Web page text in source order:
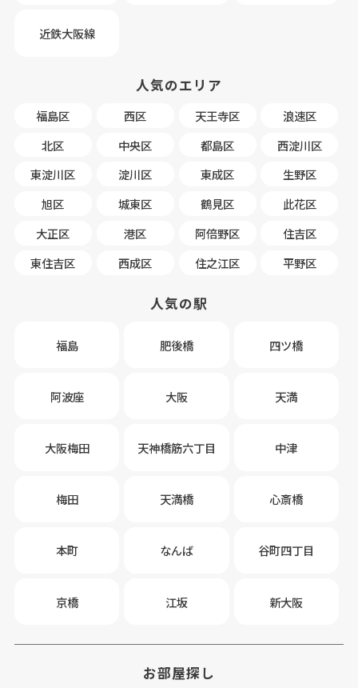
近鉄大阪線
人気のエリア
福島区 西区 天王寺区
浪速区
北区
中央区 都島区
西淀川区
東淀川区
淀川区 東成区
生野区
旭区
城東区 鶴見区
此花区
大正区
港区 阿倍野区
住吉区
東住吉区
西成区 住之江区 平野区
人気の駅
福島 肥後橋 四ツ橋
阿波座 大阪 天満
大阪梅田 天神橋筋六丁目 中津
梅田 天満橋 心斎橋
本町 なんば 谷町四丁目
京橋 江坂 新大阪
お部屋探し